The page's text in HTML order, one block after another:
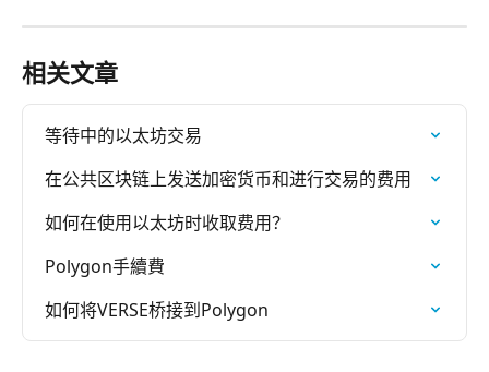
相关文章
等待中的以太坊交易
在公共区块链上发送加密货币和进行交易的费用
如何在使用以太坊时收取费用？
Polygon手續費
如何将VERSE桥接到Polygon